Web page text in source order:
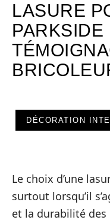
LASURE
PARKSIDE
DÉCORATION
Le choix d’une
surtout lorsqu’il
et la durabilité des